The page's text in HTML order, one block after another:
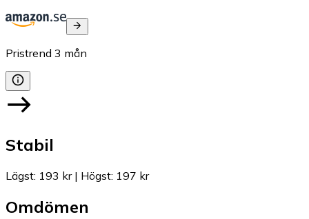
Pristrend 3 mån
Stabil
Lägst: 193 kr| Högst: 197 kr
Omdömen